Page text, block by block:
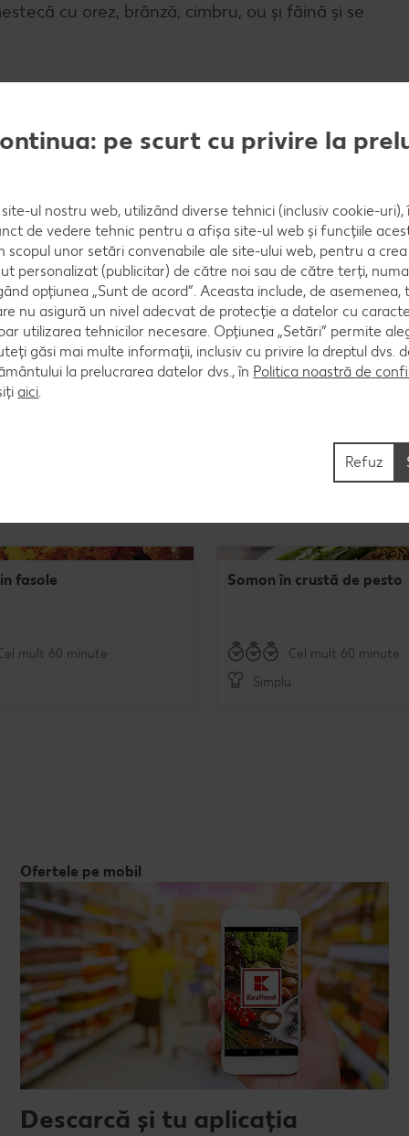
cu orez, brânză, cimbru, ou și făină și se
tartinabilă. Roșiile cherry se spală și se taie
de curry, sare şi piper.
ambalaj la temperatură medie într-o lingură de
de orez porționat în uleiul încins rămas
cu falafelul și sosul pe farfurii și se servește.
fasole
mult 60 minute
Somon în crustă de pesto
Cel mult 60 minute
Simplu
Ofertele pe mobil
Descarcă și tu aplicația
pe scurt cu privire la
ul nostru web, utilizând diverse tehnici (inclusiv cookie-
de vedere tehnic pentru a afișa site-ul web și funcțiile
scopul unor setări convenabile ale site-ului web, pentru a
personalizat (publicitar) de către noi sau de către terți,
opțiunea „Sunt de acord”. Aceasta include, de
nu asigură un nivel adecvat de protecție a datelor cu
utilizarea tehnicilor necesare. Opțiunea „Setări” permite
găsi mai multe informații, inclusiv cu privire la dreptul dvs.
la prelucrarea datelor dvs., în Politica noastră de
aici
Refuz